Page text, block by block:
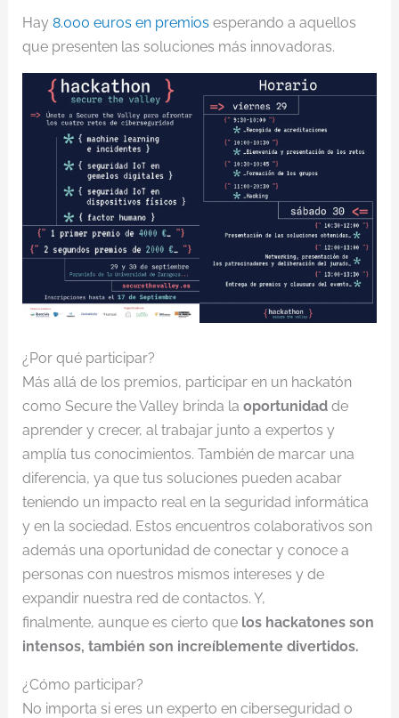
Hay 8.000 euros en premios esperando a aquellos
que presenten las soluciones más innovadoras.
¿Por qué participar?
Más allá de los premios, participar en un hackatón
como Secure the Valley brinda la oportunidad de
aprender y crecer, al trabajar junto a expertos y
amplía tus conocimientos. También de marcar una
diferencia, ya que tus soluciones pueden acabar
teniendo un impacto real en la seguridad informática
y en la sociedad. Estos encuentros colaborativos son
además una oportunidad de conectar y conoce a
personas con nuestros mismos intereses y de
expandir nuestra red de contactos. Y,
finalmente, aunque es cierto quelos hackatones son
intensos, también son increíblemente divertidos.
¿Cómo participar?
No importa si eres un experto en ciberseguridad o